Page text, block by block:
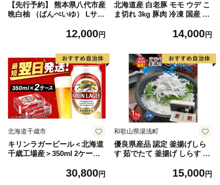
【先行予約】 熊本県八代市産
晩白柚 （ばんぺいゆ） Lサイ
もの フルーツ おやつ 特産 熊
12,000円
北海道産 白老豚 モモ ウデ こ
ま切れ 3kg 豚肉 冷凍 国産 ス
14,000円
北海道千歳市
キリンラガービール＜北海道
千歳工場産＞350ml 2ケース
30,800円
和歌山県湯浅町
優良県産品 認定 釜揚げしら
す 茹でたて 釜揚げ しらす 無
国産 海の幸 海鮮 魚介 紀州湯
15,000円